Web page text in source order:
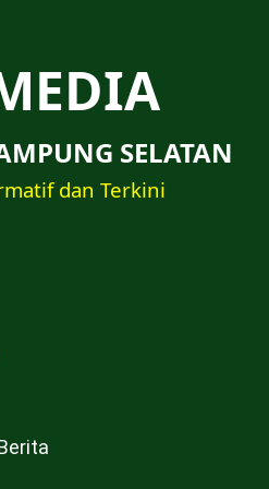
SELATAN
dan Terkini